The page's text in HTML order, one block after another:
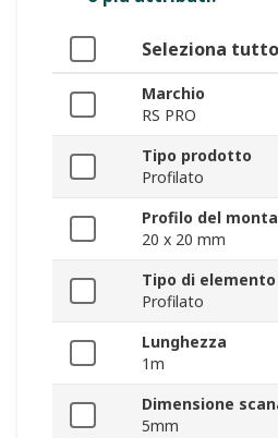
Seleziona tutto
Marchio
RS PRO
Tipo prodotto
Profilato
Profilo del
20 x 20 mm
Tipo di
Profilato
Lunghezza
1m
Dimensione
5mm